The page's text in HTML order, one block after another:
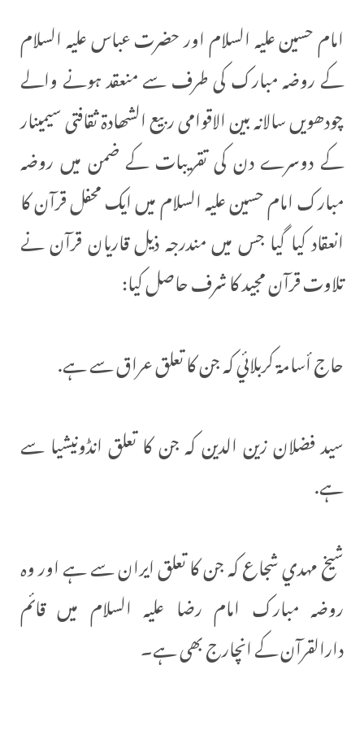
امام حسین علیہ السلام اور حضرت عباس علیہ السلام
کے روضہ مبارک کی طرف سے منعقد ہونے والے
چودھویں سالانہ بین الاقوامی ربیع الشھادۃ ثقافتی سیمینار
کے دوسرے دن کی تقریبات کے ضمن میں روضہ
مبارک امام حسین علیہ السلام میں ایک محفل قرآن کا
انعقاد کیا گیا جس میں مندرجہ ذیل قاریان قرآن نے
تلاوت قرآن مجید کا شرف حاصل کیا:
حاج أسامة كربلائي کہ جن کا تعلق عراق سے ہے.
سيد فضلان زين الدين کہ جن کا تعلق انڈونیشیا سے
ہے.
شيخ مهدي شجاع کہ جن کا تعلق ایران سے ہے اور وہ
روضہ مبارک امام رضا علیہ السلام میں قائم
دارالقرآن کے انچارج بھی ہے۔